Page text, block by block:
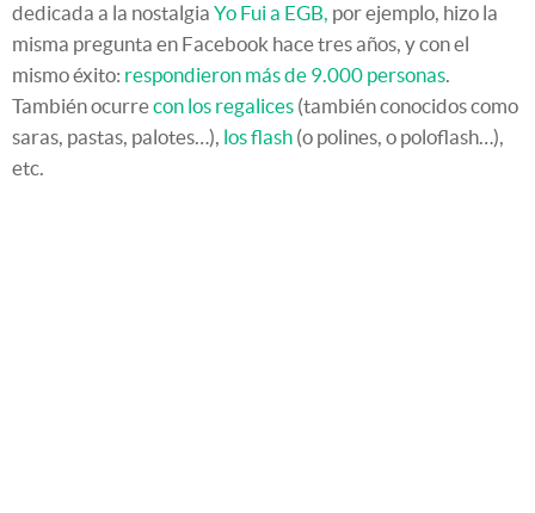
dedicada a la nostalgia Yo Fui a EGB, por ejemplo, hizo la
misma pregunta en Facebook hace tres años, y con el
mismo éxito: respondieron más de 9.000 personas.
También ocurrecon los regalices (también conocidos como
saras, pastas, palotes…), los flash (o polines, o poloflash…),
etc.